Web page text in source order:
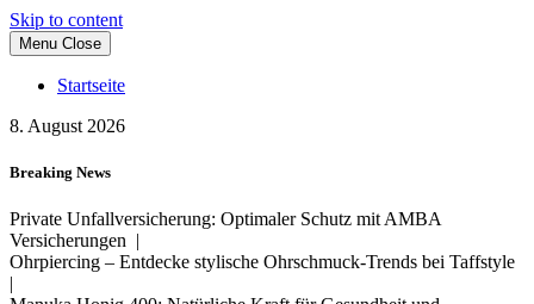
Skip to content
Menu Close
Startseite
8. August 2026
Breaking News
Private Unfallversicherung: Optimaler Schutz mit AMBA
Versicherungen |
Ohrpiercing – Entdecke stylische Ohrschmuck-Trends bei Taffstyle
|